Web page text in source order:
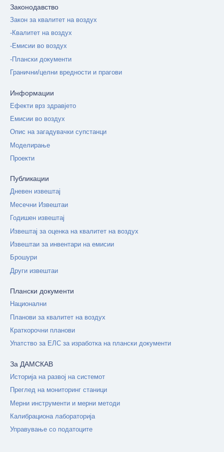
Законодавство
Закон за квалитет на воздух
-Квалитет на воздух
-Емисии во воздух
-Плански документи
Гранични/целни вредности и прагови
Информации
Ефекти врз здравјето
Емисии во воздух
Опис на загадувачки супстанци
Моделирање
Проекти
Публикации
Дневен извештај
Месечни Извештаи
Годишен извештај
Извештај за оценка на квалитет на воздух
Извештаи за инвентари на емисии
Брошури
Други извештаи
Плански документи
Национални
Планови за квалитет на воздух
Краткорочни планови
Упатство за ЕЛС за изработка на плански документи
За ДАМСКАВ
Историја на развој на системот
Преглед на мониторинг станици
Мерни инструменти и мерни методи
Калибрациона лабораторија
Управување со податоците